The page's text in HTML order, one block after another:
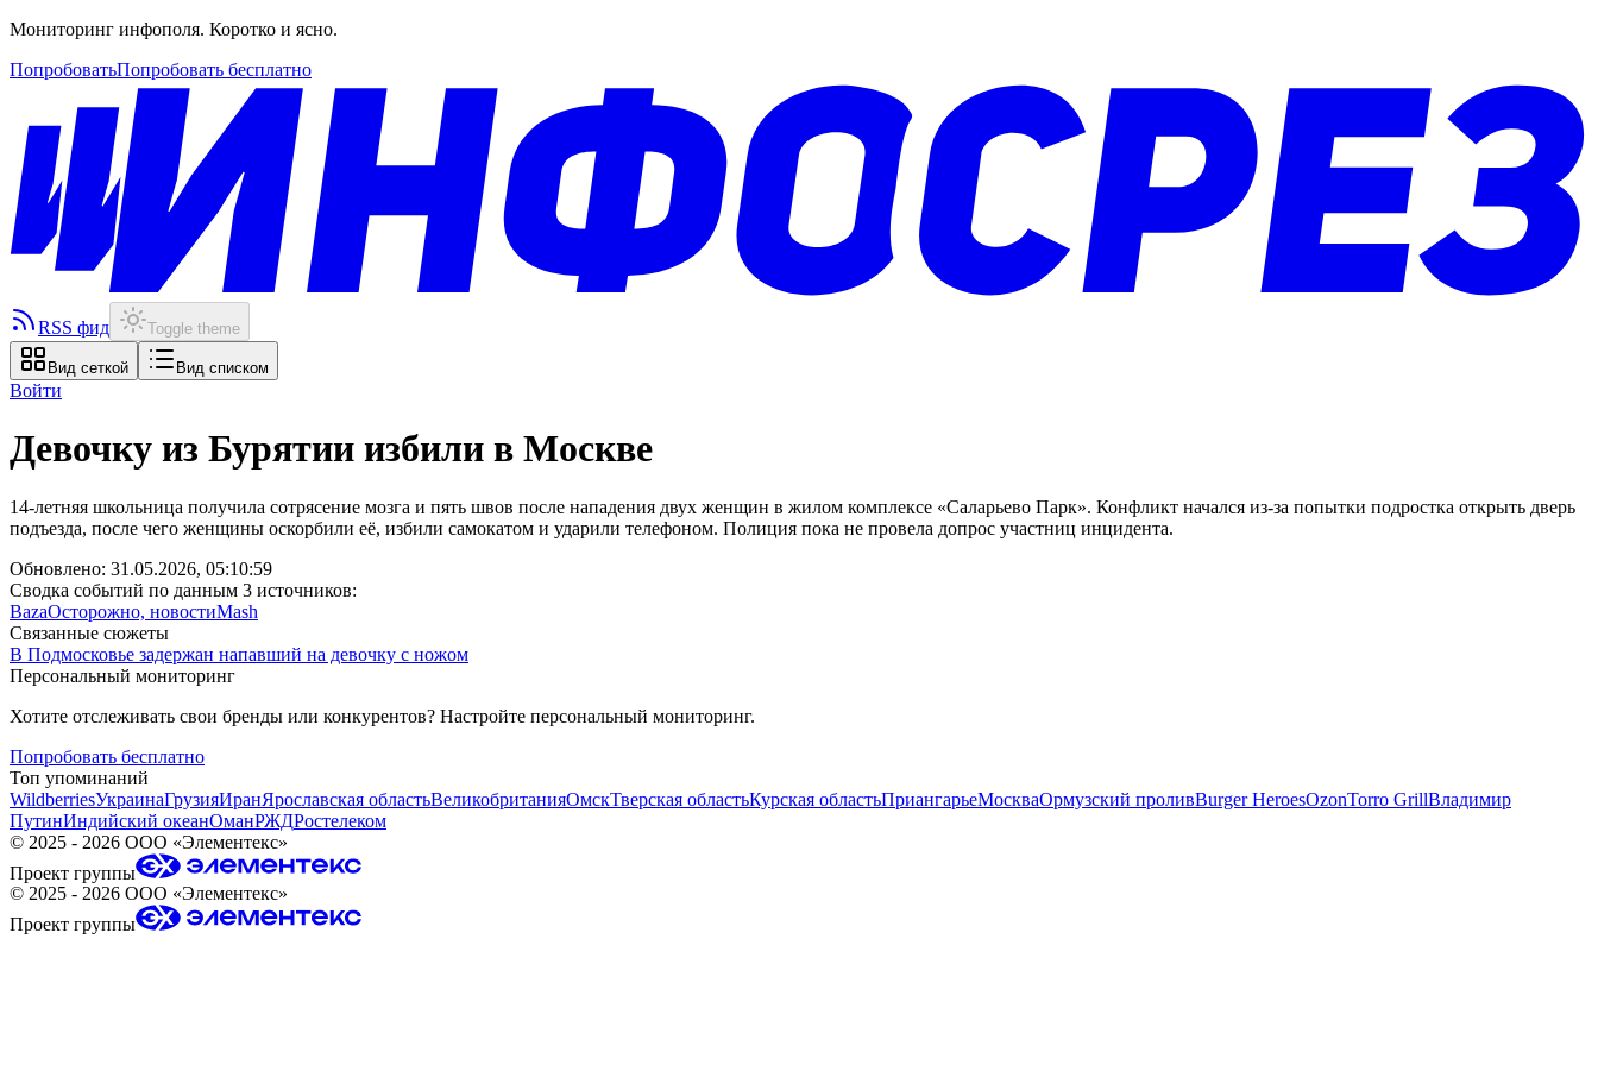
Мониторинг инфополя. Коротко и ясно.
ПопробоватьПопробовать бесплатно
RSS фид Toggle theme
Вид сеткой Вид списком
Войти
Девочку из Бурятии избили в Москве
14-летняя школьница получила сотрясение мозга и пять швов после нападения двух женщин в жилом комплексе «Саларьево Парк». Конфликт начался из-за попытки подростка открыть дверь
подъезда, после чего женщины оскорбили её, избили самокатом и ударили телефоном. Полиция пока не провела допрос участниц инцидента.
Обновлено: 31.05.2026, 05:10:59
Сводка событий по данным 3 источников:
BazaОсторожно, новостиMash
Связанные сюжеты
В Подмосковье задержан напавший на девочку с ножом
Персональный мониторинг
Хотите отслеживать свои бренды или конкурентов? Настройте персональный мониторинг.
Попробовать бесплатно
Топ упоминаний
WildberriesУкраинаГрузияИранЯрославская областьВеликобританияОмскТверская областьКурская областьПриангарьеМоскваОрмузский проливBurger HeroesOzonTorro GrillВладимир
ПутинИндийский океанОманРЖДРостелеком
© 2025 - 2026 ООО «Элементекс»
Проект группы
© 2025 - 2026 ООО «Элементекс»
Проект группы